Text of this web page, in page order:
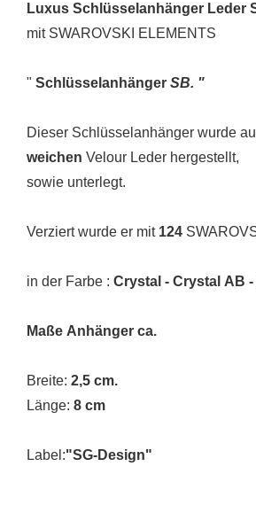
Luxus Schlüsselanhänger Leder
mit SWAROVSKI ELEMENTS
" Schlüsselanhänger SB. "
Dieser Schlüsselanhänger wurde
weichen Velour Leder hergestellt,
sowie unterlegt.
Verziert wurde er mit 124
in der Farbe : Crystal - Crystal AB
Maße Anhänger ca.
Breite: 2,5 cm.
Länge: 8 cm
Label:"SG-Design"